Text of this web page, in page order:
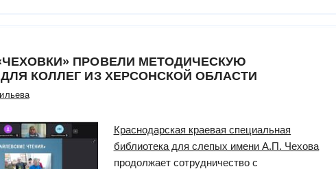
ПРОВЕЛИ МЕТОДИЧЕСКУЮ
КОЛЛЕГ ИЗ ХЕРСОНСКОЙ ОБЛАСТИ
Краснодарская краевая специальная
библиотека для слепых имени А.П. Чехова
продолжает сотрудничество с